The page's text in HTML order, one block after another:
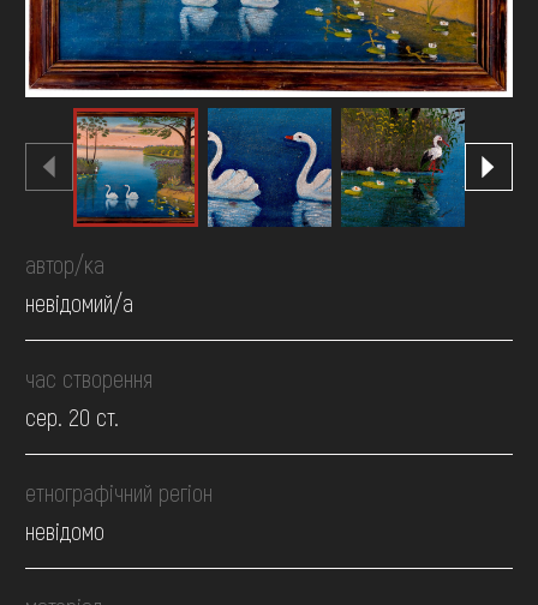
автор/ка
невідомий/а
час створення
сер. 20 ст.
етнографічний регіон
невідомо